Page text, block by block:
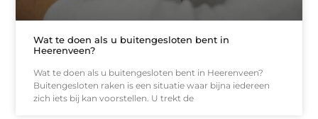
Wat te doen als u buitengesloten bent in
Heerenveen?
Wat te doen als u buitengesloten bent in Heerenveen?
Buitengesloten raken is een situatie waar bijna iedereen
zich iets bij kan voorstellen. U trekt de